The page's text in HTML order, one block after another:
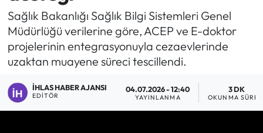
Sağlık Bakanlığı Sağlık Bilgi Sistemleri Genel
Müdürlüğü verilerine göre, ACEP ve E-doktor
projelerinin entegrasyonuyla cezaevlerinde
uzaktan muayene süreci tescillendi.
İHLAS HABER AJANSI
EDITÖR
04.07.2026 - 12:40
YAYINLANMA
3 DK
OKUNMA
Çorum Haberleri
Çorum Son Dakika Haberleri
Dodurga Haberleri
Eğitim
Tüm Manşetler
Son Dakika Haberleri
Haber Arşivi